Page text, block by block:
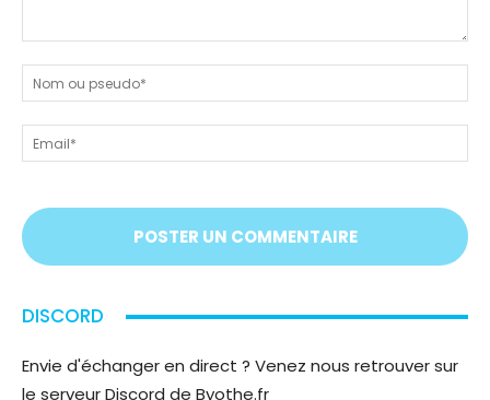
nous
tout
!
On
vous
;)
ou
DISCORD
Envie d'échanger en direct ? Venez nous retrouver sur
le serveur Discord de Byothe.fr